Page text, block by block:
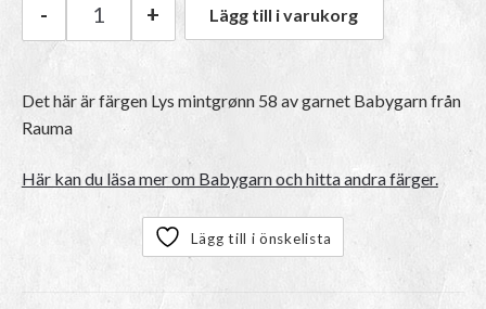
Rauma Babygarn | 58 Lys mintgrønn mängd
- + Lägg till i varukorg
Det här är färgen Lys mintgrønn 58 av garnet Babygarnfrån
Rauma
Här kan du läsa mer om Babygarn och hitta andra färger.
Lägg till i önskelista